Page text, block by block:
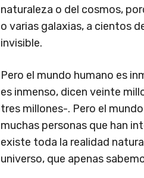
naturaleza o del cosmos,
o varias galaxias, a cientos
invisible.
Pero el mundo humano es
es inmenso, dicen veinte
tres millones-. Pero el
muchas personas que han
existe toda la realidad
universo, que apenas